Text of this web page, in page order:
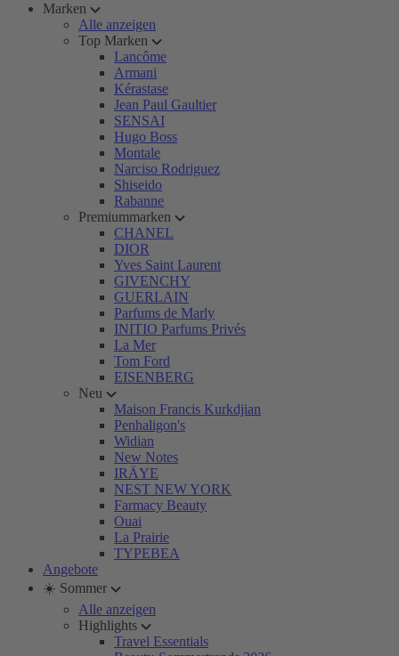
Marken
Alle anzeigen
Top Marken
Lancôme
Armani
Kérastase
Jean Paul Gaultier
SENSAI
Hugo Boss
Montale
Narciso Rodriguez
Shiseido
Rabanne
Premiummarken
CHANEL
DIOR
Yves Saint Laurent
GIVENCHY
GUERLAIN
Parfums de Marly
INITIO Parfums Privés
La Mer
Tom Ford
EISENBERG
Neu
Maison Francis Kurkdjian
Penhaligon's
Widian
New Notes
IRÄYE
NEST NEW YORK
Farmacy Beauty
Ouai
La Prairie
TYPEBEA
Angebote
☀️ Sommer
Alle anzeigen
Highlights
Travel Essentials